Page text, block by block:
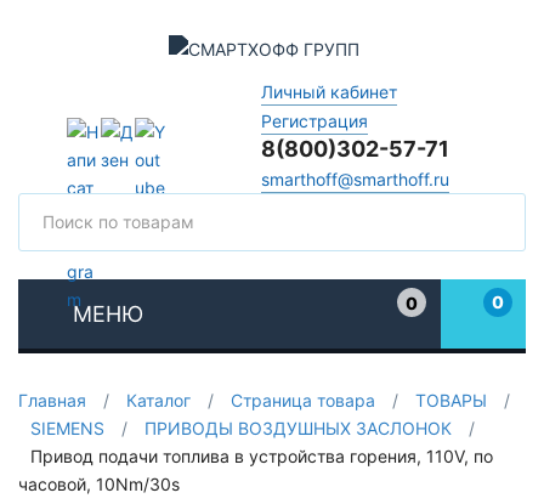
Личный кабинет
Регистрация
8(800)302-57-71
smarthoff@smarthoff.ru
МЕНЮ
0
0
Главная / Каталог / Страница товара / ТОВАРЫ
/
SIEMENS
/ ПРИВОДЫ ВОЗДУШНЫХ ЗАСЛОНОК
/
Привод подачи топлива в устройства горения, 110V, по
часовой, 10Nm/30s